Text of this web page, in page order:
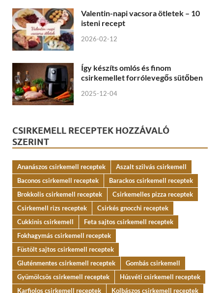
Valentin-napi vacsora ötletek – 10
isteni recept
2026-02-12
Így készíts omlós és finom
csirkemellet forrólevegős sütőben
2025-12-04
CSIRKEMELL RECEPTEK HOZZÁVALÓ
SZERINT
Ananászos csirkemell receptek
Aszalt szilvás csirkemell
Baconos csirkemell receptek
Barackos csirkemell receptek
Brokkolis csirkemell receptek
Csirkemelles pizza receptek
Csirkemell rizs receptek
Csirkés gnocchi receptek
Cukkinis csirkemell
Feta sajtos csirkemell receptek
Fokhagymás csirkemell receptek
Füstölt sajtos csirkemell receptek
Gluténmentes csirkemell receptek
Gombás csirkemell
Gyümölcsös csirkemell receptek
Húsvéti csirkemell receptek
Karfiolos csirkemell receptek
Kolbászos csirkemell receptek